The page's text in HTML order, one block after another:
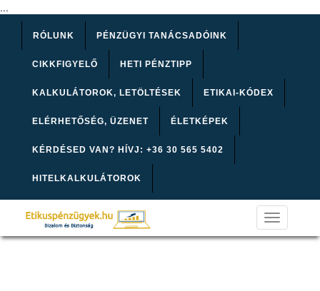
...
RÓLUNK PÉNZÜGYI TANÁCSADÓINK
CIKKFIGYELŐ HETI PÉNZTIPP
KALKULÁTOROK, LETÖLTÉSEK ETIKAI-KÓDEX
ELÉRHETŐSÉG, ÜZENET ÉLETKÉPEK
KÉRDÉSED VAN? HÍVJ: +36 30 565 5402
HITELKALKULÁTOROK
Toggle
navigation